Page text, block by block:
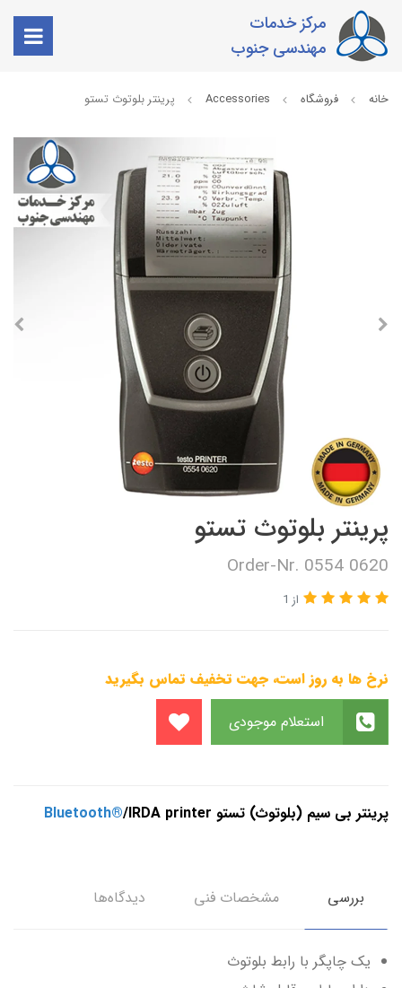
مرکز خدمات
مهندسی جنوب
خانه فروشگاه Accessories پرینتر بلوتوث تستو
پرینتر بلوتوث تستو
Order-Nr. 0554 0620
از 1
نرخ ها به روز است، جهت تخفیف تماس بگیرید
پرینتر بی سیم (بلوتوث) تستو Bluetooth®/IRDA printer
بررسی مشخصات فنی دیدگاه‌ها
یک چاپگر با رابط بلوتوث